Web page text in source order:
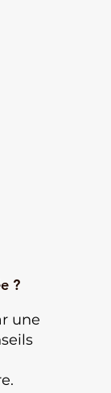
?
une